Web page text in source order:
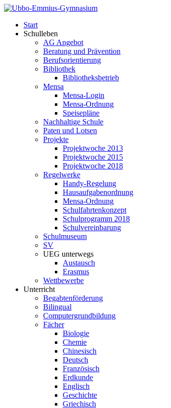
Start
Schulleben
AG Angebot
Beratung und Prävention
Berufsorientierung
Bibliothek
Bibliotheksbetrieb
Mensa
Mensa-Login
Mensa-Ordnung
Speisepläne
Nachhaltige Schule
Paten und Lotsen
Projekte
Projektwoche 2013
Projektwoche 2015
Projektwoche 2018
Regelwerke
Handy-Regelung
Hausaufgabenordnung
Mensa-Ordnung
Schulfahrtenkonzept
Schulprogramm 2018
Schulvereinbarung
Schulmuseum
SV
UEG unterwegs
Austausch
Erasmus
Wettbewerbe
Unterricht
Begabtenförderung
Bilingual
Computergrundbildung
Fächer
Biologie
Chemie
Chinesisch
Deutsch
Französisch
Erdkunde
Englisch
Geschichte
Griechisch